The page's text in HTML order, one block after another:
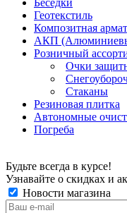
Геотекстиль
Композитная
АКП
Розничный
Очки
Стаканы
Резиновая плитка
Автономные
Погреба
Будьте всегда в курсе!
Узнавайте о скидках и
Новости магазина